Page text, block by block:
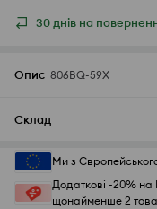
30 днів на
Опис 806BQ-59X
Склад
Ми з
Додаткові -20%
щонайменше 2